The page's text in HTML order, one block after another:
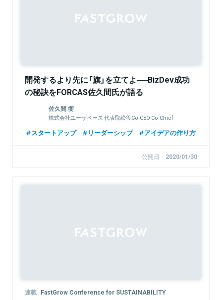
開発するより先に「旗」を立てよ──BizDev成功
の秘訣をFORCAS佐久間氏が語る
佐久間 衡
株式会社ユーザベース 代表取締役Co-CEO Co-Chief
スタートアップ リーダーシップ アイデアの作り方
公開日 2020/01/30
連載 FastGrow Conference for SUSTAINABILITY